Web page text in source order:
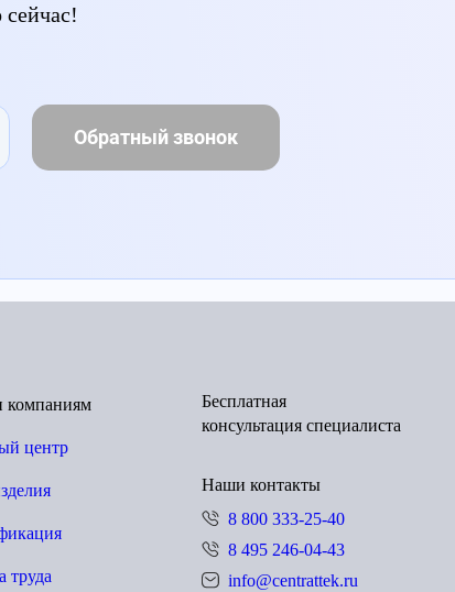
Обратный звонок
компаниям
центр
труда
Бесплатная
консультация специалиста
Наши контакты
8 800 333-25-40
8 495 246-04-43
info@centrattek.ru